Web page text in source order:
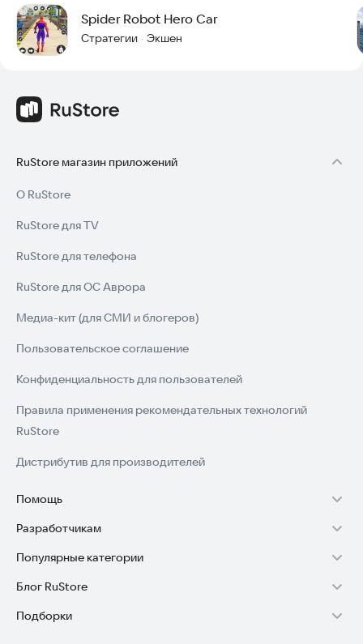
Spider Robot Hero Car
Стратегии · Экшен
RuStore магазин приложений
О RuStore
RuStore для TV
RuStore для телефона
RuStore для ОС Аврора
Медиа-кит (для СМИ и блогеров)
Пользовательское соглашение
Конфиденциальность для пользователей
Правила применения рекомендательных технологий
RuStore
Дистрибутив для производителей
Помощь
Установка RuStore на TV
Установка RuStore на телефон
Установка RuStore в машину
Помощь пользователям RuStore
Разработчикам
Зарабатывать с RuStore
Стать разработчиком
Доступ к RuStore Консоль
Популярные категории
Игры для Android
Приложения банков
Блог RuStore
Обзоры игр для Android 2025
Подборки